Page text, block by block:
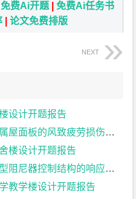
免费Ai开题 |免费Ai任务书
|论文免费排版
NEXT
设计开题报告
的风致疲劳损伤研究开题报告
楼设计开题报告
制结构的响应特征研究开题报告
教学楼设计开题报告